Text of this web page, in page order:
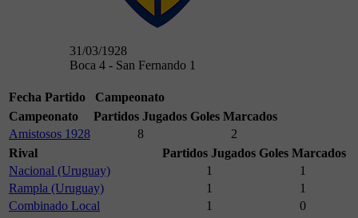
31/03/1928
Boca 4 - San Fernando 1
Fecha Partido
Campeonato
Campeonato
Partidos Jugados Goles Marcados
Amistosos 1928
8
2
Rival
Partidos Jugados Goles Marcados
Nacional (Uruguay)
1
1
Rampla (Uruguay)
1
1
Combinado Local
1
0